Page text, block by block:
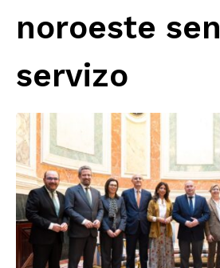
noroeste sen
servizo